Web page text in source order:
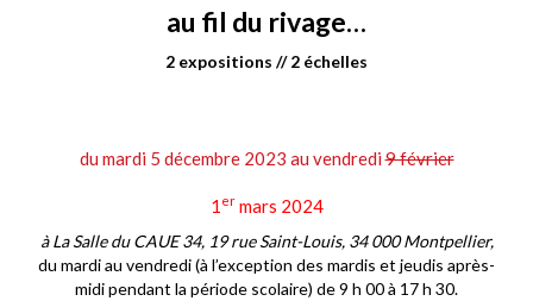
au fil du rivage…
2 expositions // 2 échelles
du mardi 5 décembre 2023 au vendredi9 février
1 ermars 2024
à La Salle du CAUE 34, 19 rue Saint-Louis, 34 000 Montpellier,
du mardi au vendredi (à l’exception des mardis et jeudis après-
midi pendant la période scolaire) de 9 h 00 à 17 h 30.